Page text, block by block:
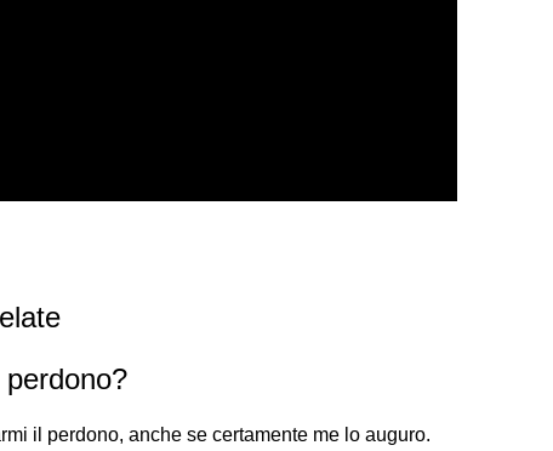
il perdono, anche se certamente me lo auguro.